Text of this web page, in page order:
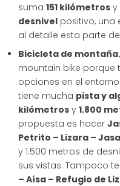
suma 151 kilómetros y
desnivel positivo,
al detalle esta parte
Bicicleta de montaña.
mountain bike
opciones en el
tiene mucha pista y
kilómetros y 1.800
propuesta es hacer
Petrito – Lizara – Jasa
y 1.500 metros de
sus vistas. Tampoco
– Aísa – Refugio de